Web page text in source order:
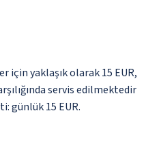
için yaklaşık olarak 15 EUR,
servis edilmektedir
günlük 15 EUR.